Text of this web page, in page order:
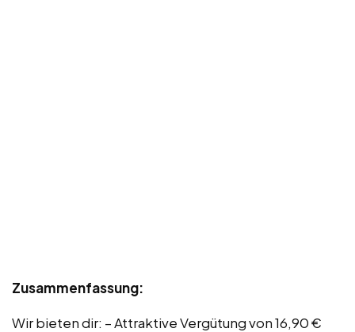
Zusammenfassung:
Wir bieten dir: – Attraktive Vergütung von 16,90 €